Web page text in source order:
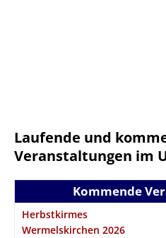
Laufende und
Veranstaltungen im
Kommende
Herbstkirmes
Wermelskirchen 2026